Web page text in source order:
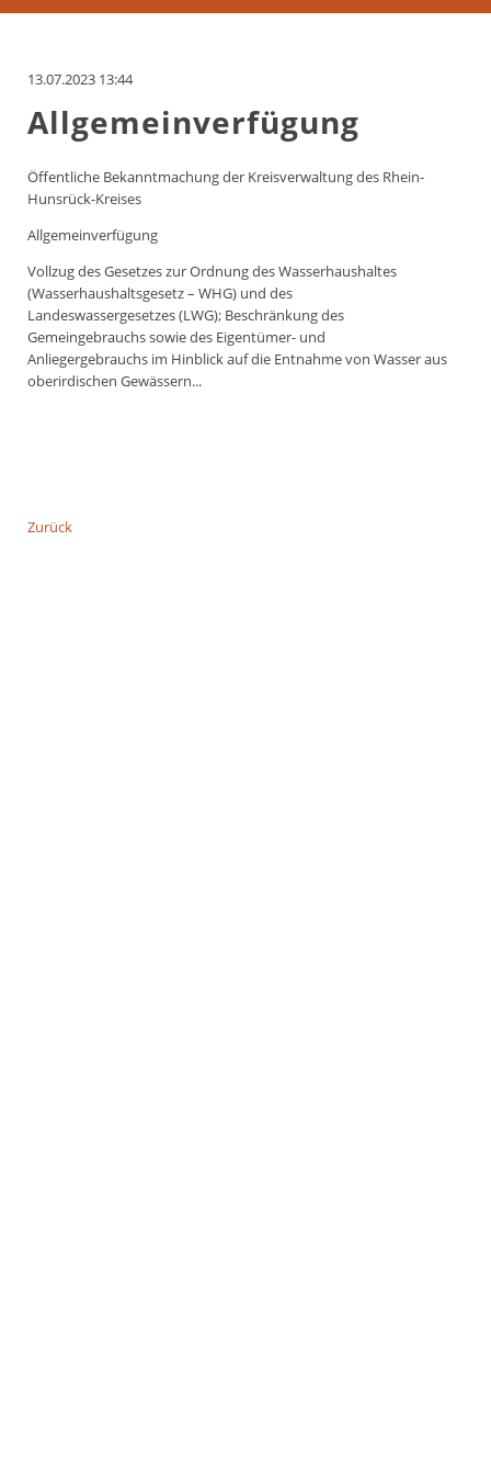
13.07.2023 13:44
Allgemeinverfügung
Öffentliche Bekanntmachung der Kreisverwaltung des Rhein-
Hunsrück-Kreises
Allgemeinverfügung
Vollzug des Gesetzes zur Ordnung des Wasserhaushaltes
(Wasserhaushaltsgesetz – WHG) und des
Landeswassergesetzes (LWG); Beschränkung des
Gemeingebrauchs sowie des Eigentümer- und
Anliegergebrauchs im Hinblick auf die Entnahme von Wasser aus
oberirdischen Gewässern...
Zurück